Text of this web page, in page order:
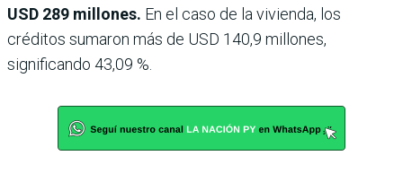
USD 289 millones. En el caso de la vivienda, los
créditos sumaron más de USD 140,9 millones,
significando 43,09 %.